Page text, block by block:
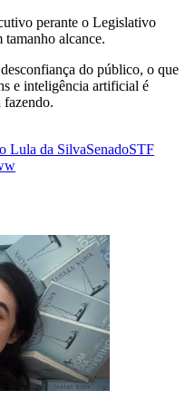
perante o Legislativo
alcance.
do público, o que
e inteligência artificial é
fazendo.
Lula da SilvaSenadoSTF